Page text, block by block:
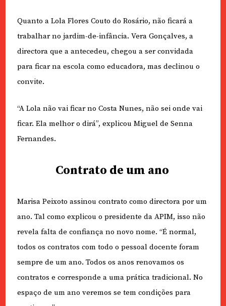
Quanto a Lola Flores Couto do Rosário, não ficará a
trabalhar no jardim-de-infância. Vera Gonçalves, a
directora que a antecedeu, chegou a ser convidada
para ficar na escola como educadora, mas declinou o
convite.
“A Lola não vai ficar no Costa Nunes, não sei onde vai
ficar. Ela melhor o dirá”, explicou Miguel de Senna
Fernandes.
Contrato de um ano
Marisa Peixoto assinou contrato como directora por um
ano. Tal como explicou o presidente da APIM, isso não
revela falta de confiança no novo nome. “É normal,
todos os contratos com todo o pessoal docente foram
sempre de um ano. Todos os anos renovamos os
contratos e corresponde a uma prática tradicional. No
espaço de um ano veremos se tem condições para